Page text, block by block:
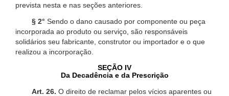
prevista nesta e nas seções anteriores.
§ 2° Sendo o dano causado por componente ou peça
incorporada ao produto ou serviço, são responsáveis
solidários seu fabricante, construtor ou importador e o que
realizou a incorporação.
SEÇÃO IV
Da Decadência e da Prescrição
Art. 26. O direito de reclamar pelos vícios aparentes ou